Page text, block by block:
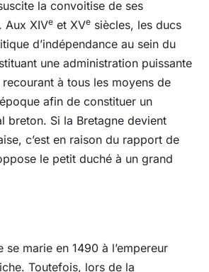
la convoitise de ses
Aux XIVe et XVe siècles, les ducs
d’indépendance au sein du
une administration puissante
à tous les moyens de
afin de constituer un
breton. Si la Bretagne devient
c’est en raison du rapport de
le petit duché à un grand
se marie en 1490 à l’empereur
Toutefois, lors de la